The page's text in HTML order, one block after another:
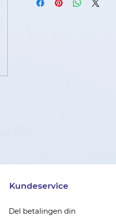
Kundeservice
Del betalingen din